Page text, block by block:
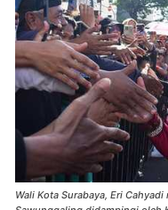
Wali Kota Surabaya, Eri